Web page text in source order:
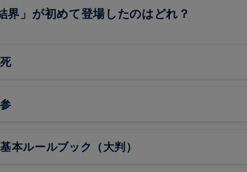
界」が初めて登場したのはどれ？
本ルールブック（大判）